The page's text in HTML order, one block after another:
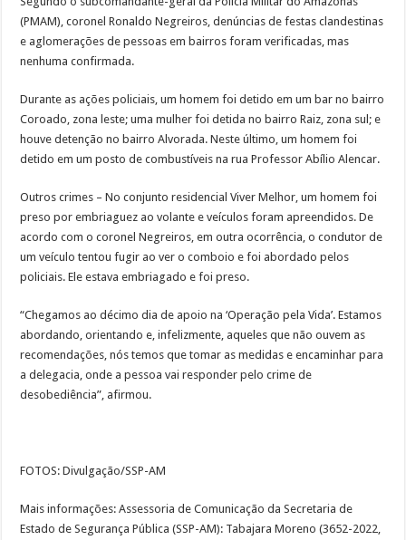
(PMAM), coronel Ronaldo Negreiros, denúncias de festas clandestinas
e aglomerações de pessoas em bairros foram verificadas, mas
nenhuma confirmada.
Durante as ações policiais, um homem foi detido em um bar no bairro
Coroado, zona leste; uma mulher foi detida no bairro Raiz, zona sul; e
houve detenção no bairro Alvorada. Neste último, um homem foi
detido em um posto de combustíveis na rua Professor Abílio Alencar.
Outros crimes – No conjunto residencial Viver Melhor, um homem foi
preso por embriaguez ao volante e veículos foram apreendidos. De
acordo com o coronel Negreiros, em outra ocorrência, o condutor de
um veículo tentou fugir ao ver o comboio e foi abordado pelos
policiais. Ele estava embriagado e foi preso.
“Chegamos ao décimo dia de apoio na ‘Operação pela Vida’. Estamos
abordando, orientando e, infelizmente, aqueles que não ouvem as
recomendações, nós temos que tomar as medidas e encaminhar para
a delegacia, onde a pessoa vai responder pelo crime de
desobediência”, afirmou.
FOTOS: Divulgação/SSP-AM
Mais informações: Assessoria de Comunicação da Secretaria de
Estado de Segurança Pública (SSP-AM): Tabajara Moreno (3652-2022,